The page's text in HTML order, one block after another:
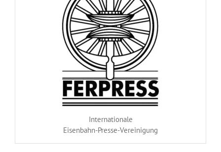
Internationale
Eisenbahn-Presse-Vereinigung